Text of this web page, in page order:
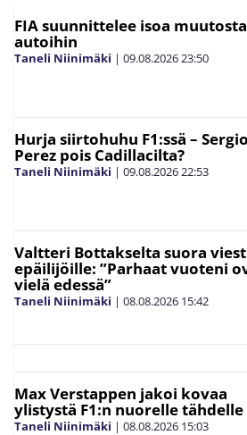
FIA suunnittelee isoa muutosta
autoihin
Taneli Niinimäki | 09.08.202623:50
Hurja siirtohuhu F1:ssä – Sergio
Perez pois Cadillacilta?
Taneli Niinimäki | 09.08.202622:53
Valtteri Bottakselta suora
epäilijöille: ”Parhaat vuoteni
vielä edessä”
Taneli Niinimäki | 08.08.2026 15:42
Max Verstappen jakoi kovaa
ylistystä F1:n nuorelle tähdelle
Taneli Niinimäki | 08.08.2026 15:03